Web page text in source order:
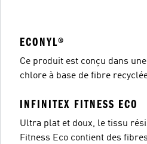
ECONYL®
Ce produit est conçu dans
chlore à base de fibre
INFINITEX FITNESS ECO
Ultra plat et doux, le tissu
Fitness Eco contient des